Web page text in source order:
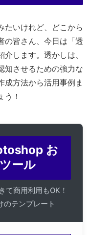
たいけれど、どこから
の皆さん、今日は「透
します。透かしは、
知させるための強力な
成方法から活用事例ま
う！
お
ール
て商用利用もOK！
テンプレート